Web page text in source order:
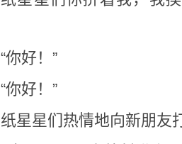
“你好！”
“你好！”
纸星星们热情地向新朋友